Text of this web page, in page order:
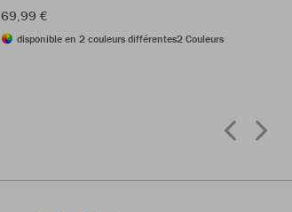
69,99 €
disponible en 2 couleurs différentes2 Couleurs